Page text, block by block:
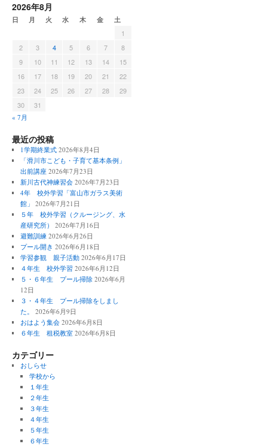
2026年8月
日 月 火 水 木 金 土
1
2
3 4 5 6 7
8
9
10 11 12 13 14
15
16
17 18 19 20 21
22
23
24 25 26 27 28
29
30
31
« 7月
最近の投稿
1学期終業式 2026年8月4日
「滑川市こども・子育て基本条例」
出前講座 2026年7月23日
新川古代神練習会 2026年7月23日
4年 校外学習「富山市ガラス美術
館」
2026年7月21日
５年 校外学習（クルージング、水
産研究所）
2026年7月16日
避難訓練 2026年6月26日
プール開き 2026年6月18日
学習参観 親子活動 2026年6月17日
４年生 校外学習 2026年6月12日
５・６年生 プール掃除 2026年6月
12日
３・４年生 プール掃除をしまし
た。
2026年6月9日
おはよう集会 2026年6月8日
６年生 租税教室 2026年6月8日
カテゴリー
おしらせ
学校から
１年生
２年生
３年生
４年生
５年生
６年生